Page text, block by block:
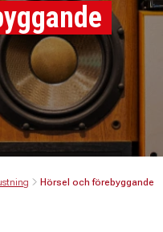
Hörsel och förebyggande